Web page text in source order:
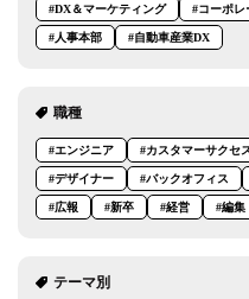
#DX＆マーケティング #コーポレ
#人事本部 #自動車産業DX
職種
#エンジニア #カスタマーサクセ
#デザイナー #バックオフィス
#広報 #新卒 #経営 #編集
テーマ別